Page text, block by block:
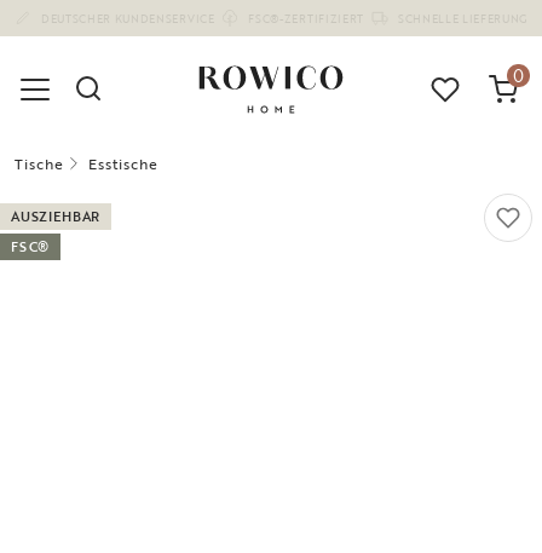
(1672)
0
Tische Esstische
AUSZIEHBAR
FSC®